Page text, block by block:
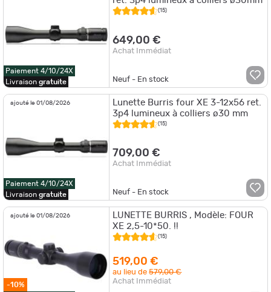
Paiement 4/10/24X
Livraison gratuite
(15)
649,00 €
Achat Immédiat
Neuf - En stock
ajouté le 01/08/2026
Paiement 4/10/24X
Livraison gratuite
Lunette Burris four XE 3-12x56 ret.
3p4 lumineux à colliers ø30 mm
(15)
709,00 €
Achat Immédiat
Neuf - En stock
ajouté le 01/08/2026
-10%
LUNETTE BURRIS , Modèle: FOUR
XE 2,5-10*50. !!
(15)
519,00 €
au lieu de579,00 €
Achat Immédiat